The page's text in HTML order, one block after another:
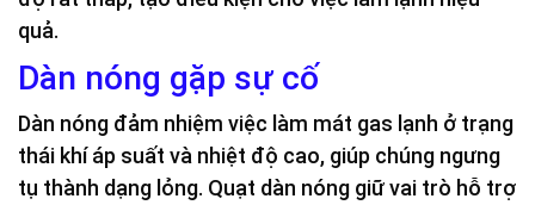
quả.
Dàn nóng gặp sự cố
Dàn nóng đảm nhiệm việc làm mát gas lạnh ở trạng
thái khí áp suất và nhiệt độ cao, giúp chúng ngưng
tụ thành dạng lỏng. Quạt dàn nóng giữ vai trò hỗ trợ